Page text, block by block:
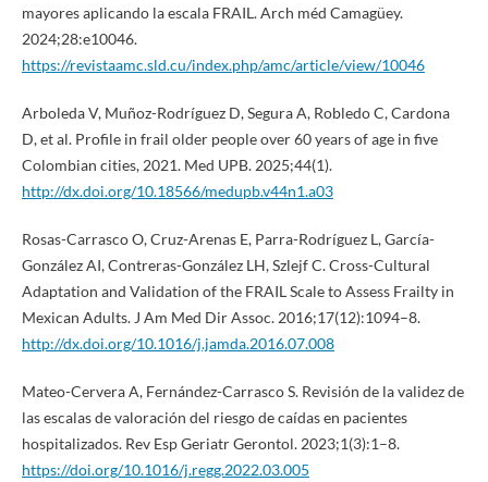
mayores aplicando la escala FRAIL. Arch méd Camagüey.
2024;28:e10046.
https://revistaamc.sld.cu/index.php/amc/article/view/10046
Arboleda V, Muñoz-Rodríguez D, Segura A, Robledo C, Cardona
D, et al. Profile in frail older people over 60 years of age in five
Colombian cities, 2021. Med UPB. 2025;44(1).
http://dx.doi.org/10.18566/medupb.v44n1.a03
Rosas-Carrasco O, Cruz-Arenas E, Parra-Rodríguez L, García-
González AI, Contreras-González LH, Szlejf C. Cross-Cultural
Adaptation and Validation of the FRAIL Scale to Assess Frailty in
Mexican Adults. J Am Med Dir Assoc. 2016;17(12):1094–8.
http://dx.doi.org/10.1016/j.jamda.2016.07.008
Mateo-Cervera A, Fernández-Carrasco S. Revisión de la validez de
las escalas de valoración del riesgo de caídas en pacientes
hospitalizados. Rev Esp Geriatr Gerontol. 2023;1(3):1–8.
https://doi.org/10.1016/j.regg.2022.03.005